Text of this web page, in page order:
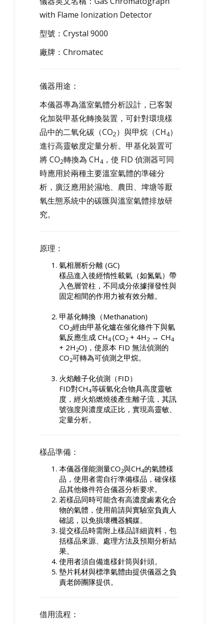
with Flame Ionization Detector
型號：Crystal 9000
廠牌：Chromatec
儀器用途：
本儀器專為溫室氣體分析設計，已客製
化加裝甲基化轉換裝置，可針對環境樣
品中的二氧化碳（CO2）與甲烷（CH4）
進行高靈敏度定量分析。甲基化裝置可
將 CO2轉換為 CH4 ，使 FID 偵測器可同
時應用於兩種主要溫室氣體的準確分
析，廣泛應用於濕地、農田、埤塘等厭
氧生態系統中的碳匯與溫室氣體排放研
究。
原理：
氣相層析分離 (GC)
樣品進入後經惰性載氣（如氮氣）帶
入色層管柱，不同成分依據揮發性與
固定相間的作用力被有效分離。
甲基化轉換（Methanation)
CO2經由甲基化爐在催化條件下與氫
氣反應生成 CH4(CO2 + 4H 2 → CH4
+ 2H 2O)，使原本 FID 無法偵測的
CO2可轉為可偵測之甲烷。
火焰離子化偵測（FID）
FID對CH4等碳氫化合物具高度靈敏
度，經火焰燃燒後產生離子流，其訊
號強度與濃度成正比，實現高靈敏、
定量分析。
樣品準備：
本儀器僅能測量CO2與CH4的氣體樣
品，使用者需自行準備樣品，確保樣
品其他條件符合儀器分析要求。
若樣品同時可能含有高濃度鹵素化合
物的氣體，使用前請與實驗室負責人
確認，以免損壞機器觸媒。
提交樣品時需附上樣品詳細資料，包
括樣品來源、處理方法及預期分析結
果。
使用者須自備進樣針筒與針頭。
墊片耗材與標準氣體由提供儀器之負
責老師團隊提供。
借用流程：